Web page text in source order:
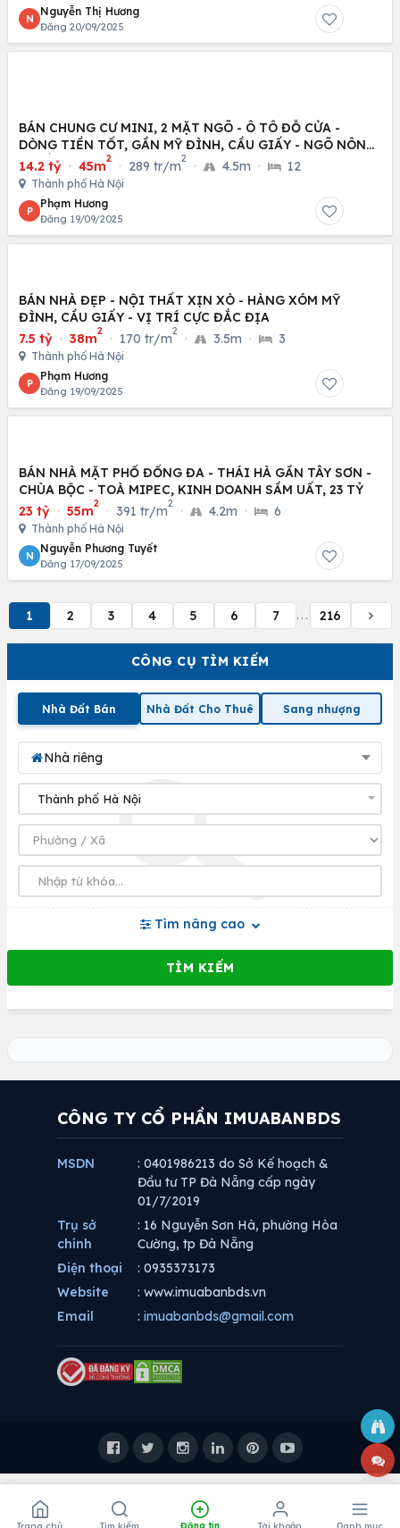
CÔNG CỤ TÌM KIẾM
Nhà Đất Bán Nhà Đất Cho Thuê Sang nhượng
Nhà riêng
Tìm nâng cao
N
Nguyễn Thị Hương
Đăng 20/09/2025
BÁN CHUNG CƯ MINI, 2 MẶT NGÕ - Ô TÔ ĐỖ CỬA -
DÒNG TIỀN TỐT, GẦN MỸ ĐÌNH, CẦU GIẤY - NGÕ NÔNG
- HIẾM
14.2 tỷ · 45m
2
· 289 tr/m
2
· 4.5m · 12
Thành phố Hà Nội
P
Phạm Hương
Đăng 19/09/2025
BÁN NHÀ ĐẸP - NỘI THẤT XỊN XÒ - HÀNG XÓM MỸ
ĐÌNH, CẦU GIẤY - VỊ TRÍ CỰC ĐẮC ĐỊA
7.5 tỷ · 38m
2
· 170 tr/m
2
· 3.5m · 3
Thành phố Hà Nội
P
Phạm Hương
Đăng 19/09/2025
BÁN NHÀ MẶT PHỐ ĐỐNG ĐA - THÁI HÀ GẦN TÂY SƠN -
CHÙA BỘC - TOÀ MIPEC, KINH DOANH SẦM UẤT, 23 TỶ
23 tỷ · 55m
2
· 391 tr/m
2
· 4.2m · 6
Thành phố Hà Nội
N
Nguyễn Phương Tuyết
Đăng 17/09/2025
1 2 3 4 5 6 7 ... 216
CÔNG TY CỔ PHẦN IMUABANBDS
MSDN
: 0401986213 do Sở Kế hoạch &
Đầu tư TP Đà Nẵng cấp ngày
01/7/2019
Trụ sở
chính
: 16 Nguyễn Sơn Hà, phường Hòa
Cường, tp Đà Nẵng
Điện thoại
: 0935373173
Website
: www.imuabanbds.vn
Email
: imuabanbds@gmail.com
Trang chủ Tìm kiếm Đăng tin Tài khoản Danh mục